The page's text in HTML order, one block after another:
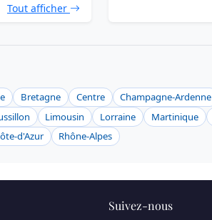
Tout afficher
Bretagne Centre Champagne-Ardenne
Limousin Lorraine Martinique
d'Azur Rhône-Alpes
Suivez-nous